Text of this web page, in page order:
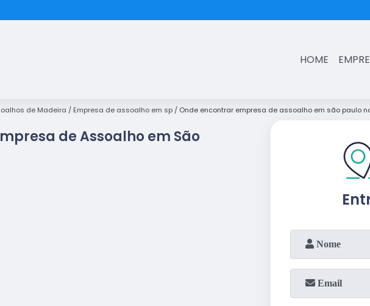
HOME
de Madeira Empresa de assoalho em sp Onde encontrar empresa de assoalho em são paulo
de Assoalho em São